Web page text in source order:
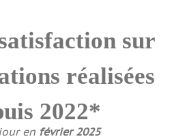
sur
réalisées
2022*
en février 2025